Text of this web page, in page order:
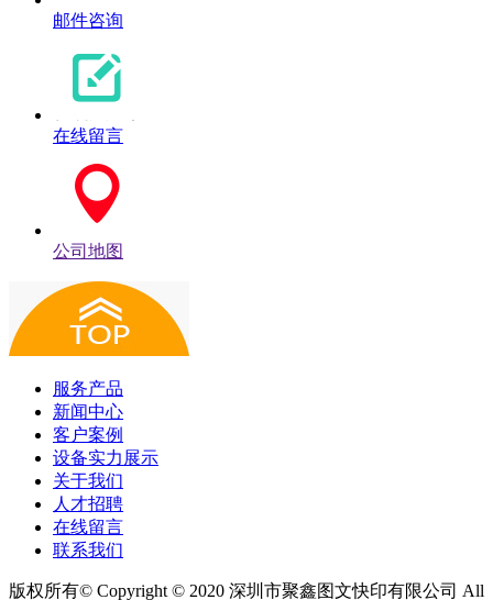
邮件咨询
在线留言
公司地图
服务产品
新闻中心
客户案例
设备实力展示
关于我们
人才招聘
在线留言
联系我们
版权所有© Copyright © 2020 深圳市聚鑫图文快印有限公司 All